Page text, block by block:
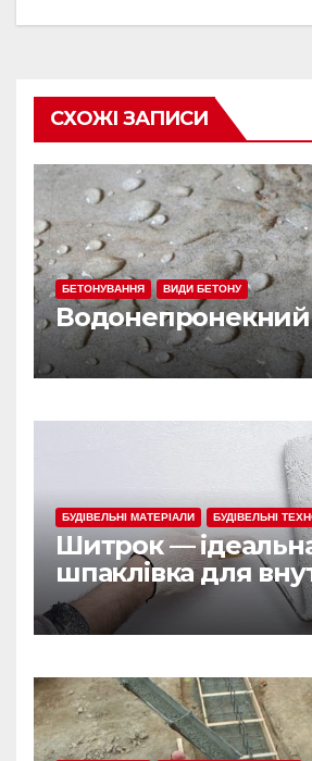
СХОЖІ ЗАПИСИ
БЕТОНУВАННЯ ВИДИ БЕТОНУ
Водонепронекний
БУДІВЕЛЬНІ МАТЕРІАЛИ БУДІВЕЛЬНІ
Шитрок —
шпаклівка для
обробки